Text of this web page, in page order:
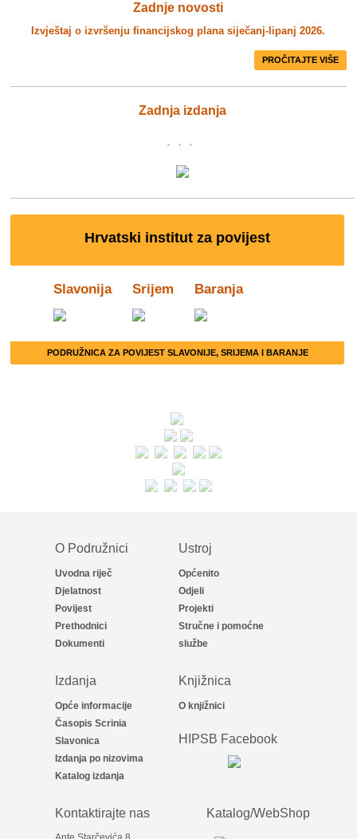
Zadnje novosti
Izvještaj o izvršenju financijskog plana siječanj-lipanj 2026.
PROČITAJTE VIŠE
Zadnja izdanja
Hrvatski institut za povijest
Slavonija Srijem Baranja
PODRUŽNICA ZA POVIJEST SLAVONIJE, SRIJEMA I BARANJE
O Podružnici
Uvodna riječ
Djelatnost
Povijest
Prethodnici
Dokumenti
Ustroj
Općenito
Odjeli
Projekti
Stručne i pomoćne
službe
Izdanja
Opće informacije
Časopis Scrinia
Slavonica
Izdanja po nizovima
Katalog izdanja
Knjižnica
O knjižnici
HIPSB Facebook
Kontaktirajte nas Katalog/WebShop